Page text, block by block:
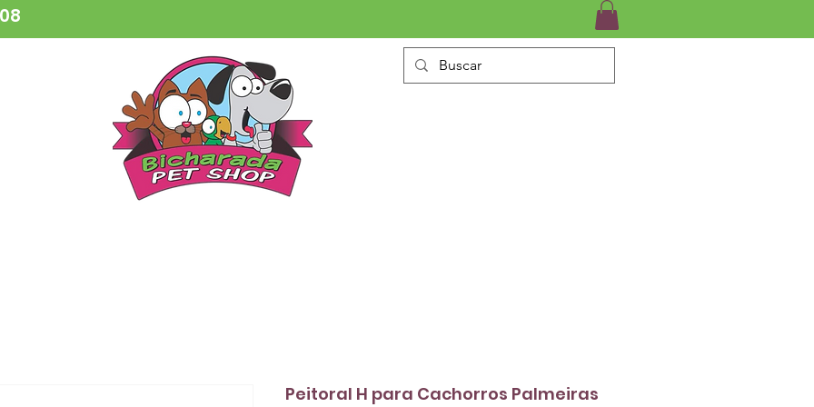
Peitoral H para Cachorros Palmeiras